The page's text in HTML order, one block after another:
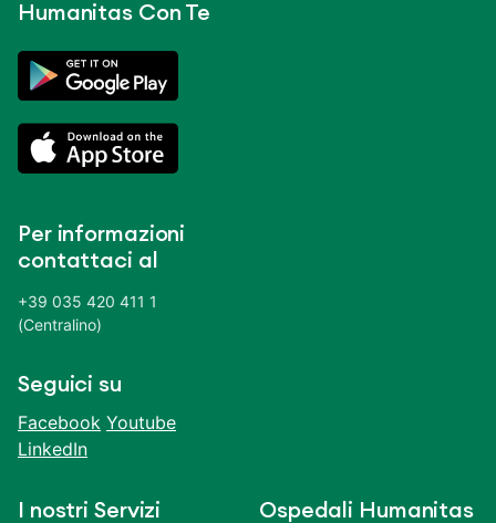
Humanitas Con Te
Per informazioni
contattaci al
+39 035 420 411 1
(Centralino)
Seguici su
Facebook Youtube
LinkedIn
I nostri Servizi Ospedali Humanitas